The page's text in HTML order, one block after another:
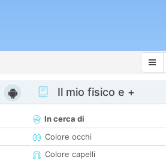
Il mio fisico e +
In cerca di
Colore occhi
Colore capelli